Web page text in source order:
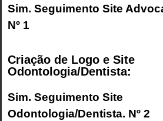
Sim. Seguimento Site
Nº 1
Criação de Logo e Site
Odontologia/Dentista:
Sim. Seguimento Site
Odontologia/Dentista. Nº 2